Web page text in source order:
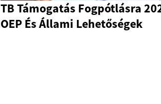
TB Támogatás Fogpótlásra
OEP És Állami Lehetőségek